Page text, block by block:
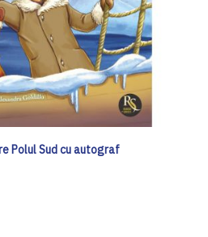
Polul Sud cu autograf